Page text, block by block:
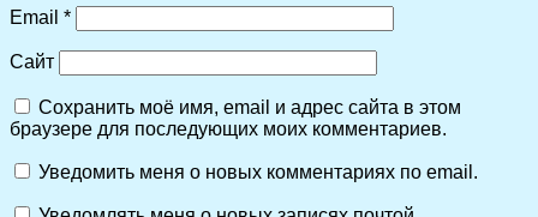
Email *
Сайт
Сохранить моё имя, email и адрес сайта в этом
браузере для последующих моих комментариев.
Уведомить меня о новых комментариях по email.